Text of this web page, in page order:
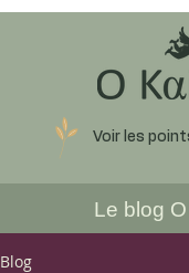
Voir les
Le blog
Blog